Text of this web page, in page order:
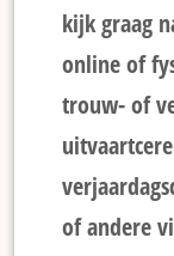
kijk graag
online of
trouw- of
of andere